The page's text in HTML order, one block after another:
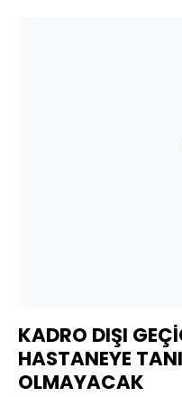
KADRO DIŞI
HASTANEYE
OLMAYACAK